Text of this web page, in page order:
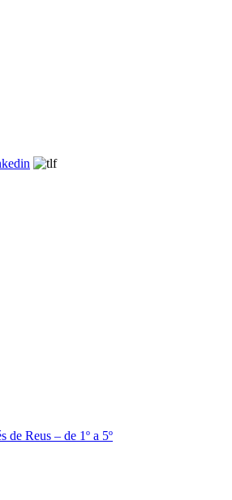
de Reus – de 1º a 5º